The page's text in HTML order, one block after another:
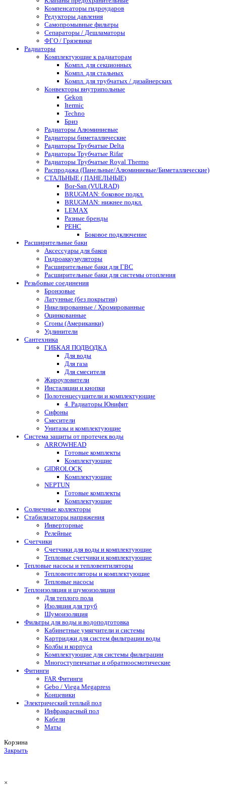
Компенсаторы гидроударов
Редукторы давления
Самопромывные фильтры
Сепараторы / Дешламаторы
ФГО / Грязевики
Радиаторы
Комплектующие к радиаторам
Компл. для секционных
Компл. для стальных
Компл. для трубчатых / дизайнерских
Конвекторы внутрипольные
Gekon
Itermic
Techno
Бриз
Радиаторы Алюминиевые
Радиаторы биметаллические
Радиаторы Трубчатые Delta
Радиаторы Трубчатые Rifar
Радиаторы Трубчатые Royal Thermo
Распродажа (Панельные/Алюминиевые/Биметаллические)
СТАЛЬНЫЕ ( ПАНЕЛЬНЫЕ)
Bor-San (VULRAD)
BRUGMAN: боковое подкл.
BRUGMAN: нижнее подкл.
LEMAX
Разные бренды
РЕНС
Боковое подключение
Расширительные баки
Аксессуары для баков
Гидроаккумуляторы
Расширительные баки для ГВС
Расширительные баки для системы отопления
Резьбовые соединения
Бронзовые
Латунные (без покрытия)
Никелированные / Хромированные
Оцинкованные
Сгоны (Американки)
Удлинители
Сантехника
ГИБКАЯ ПОДВОДКА
Для воды
Для газа
Для смесителя
Жироуловители
Инсталяции и кнопки
Полотенцесушители и комплектующие
4. Радиаторы Юнифит
Сифоны
Смесители
Унитазы и комплектующие
Система защиты от протечек воды
ARROWHEAD
Готовые комплекты
Комплектующие
GIDROLOCK
Комплектующие
NEPTUN
Готовые комплекты
Комплектующие
Солнечные коллекторы
Стабилизаторы напряжения
Инверторные
Релейные
Счетчики
Счетчики для воды и комплектующие
Тепловые счетчики и комплектующие
Тепловые насосы и тепловентиляторы
Тепловентеляторы и комплектующие
Тепловые насосы
Теплоизоляция и шумоизоляция
Для теплого пола
Изоляция для труб
Шумоизоляция
Фильтры для воды и водоподготовка
Кабинетные умягчители и системы
Картриджи для систем фильтрации воды
Колбы и корпуса
Комплектующие для системы фильтрации
Многоступенчатые и обратноосмотические
Фитинги
FAR Фитинги
Gebo / Viega Megapress
Концевики
Электрический теплый пол
Инфракрасный пол
Кабели
Маты
Корзина
Закрыть
×